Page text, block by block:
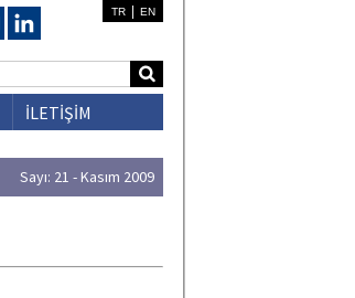
TR EN
İLETİŞİM
Sayı: 21 - Kasım 2009